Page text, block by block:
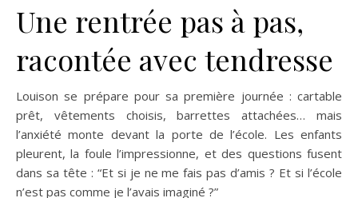
Une rentrée pas à pas,
racontée avec tendresse
Louison se prépare pour sa première journée : cartable
prêt, vêtements choisis, barrettes attachées… mais
l’anxiété monte devant la porte de l’école. Les enfants
pleurent, la foule l’impressionne, et des questions fusent
dans sa tête : “Et si je ne me fais pas d’amis ? Et si l’école
n’est pas comme je l’avais imaginé ?”